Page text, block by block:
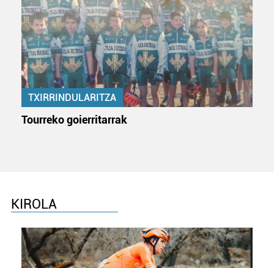
TXIRRINDULARITZA
Tourreko goierritarrak
KIROLA